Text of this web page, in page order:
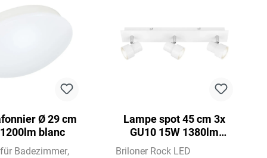
Ø 29 cm
blanc
Badezimmer
Lampe spot 45 cm 3x
GU10 15W 1380lm
blanc
Briloner Rock LED